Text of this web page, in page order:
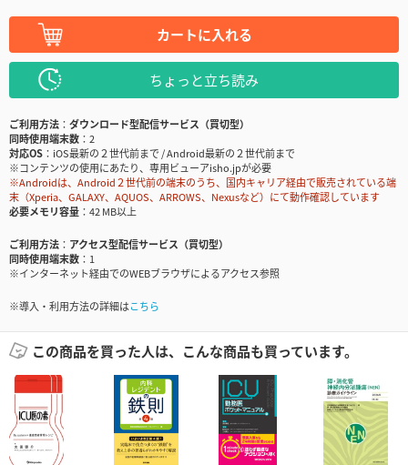
カートに入れる
ちょっと立ち読み
ご利用方法
ダウンロード型配信サービス（買切型）
同時使用端末数
2
対応OS
iOS最新の２世代前まで / Android最新の２世代前まで
※コンテンツの使用にあたり、専用ビューアisho.jpが必要
※Androidは、Android２世代前の端末のうち、国内キャリア経由で販売されている端
末（Xperia、GALAXY、AQUOS、ARROWS、Nexusなど）にて動作確認しています
必要メモリ容量
42 MB以上
ご利用方法
アクセス型配信サービス（買切型）
同時使用端末数
1
※インターネット経由でのWEBブラウザによるアクセス参照
※導入・利用方法の詳細はこちら
この商品を買った人は、こんな商品も買っています。